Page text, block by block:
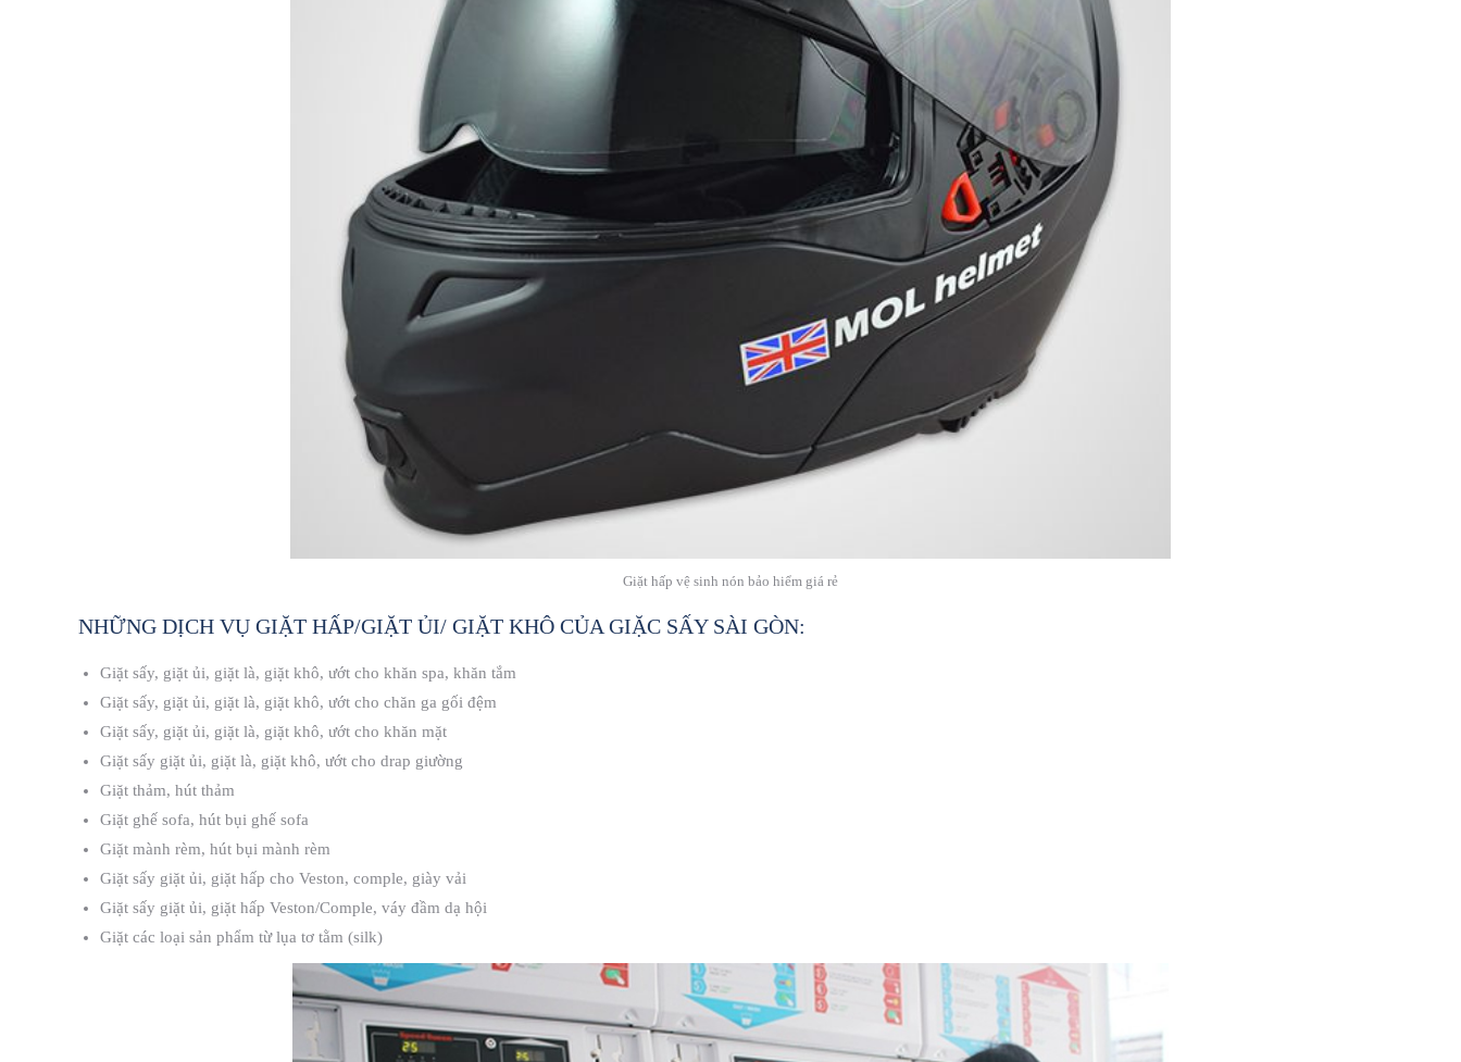
Giặt hấp vệ sinh nón bảo hiểm giá rẻ
NHỮNG DỊCH VỤ GIẶT HẤP/GIẶT ỦI/ GIẶT KHÔ CỦA GIẶC SẤY SÀI GÒN:
Giặt sấy, giặt ủi, giặt là, giặt khô, ướt cho khăn spa, khăn tắm
Giặt sấy, giặt ủi, giặt là, giặt khô, ướt cho chăn ga gối đệm
Giặt sấy, giặt ủi, giặt là, giặt khô, ướt cho khăn mặt
Giặt sấy giặt ủi, giặt là, giặt khô, ướt cho drap giường
Giặt thảm, hút thảm
Giặt ghế sofa, hút bụi ghế sofa
Giặt mành rèm, hút bụi mành rèm
Giặt sấy giặt ủi, giặt hấp cho Veston, comple, giày vải
Giặt sấy giặt ủi, giặt hấp Veston/Comple, váy đầm dạ hội
Giặt các loại sản phẩm từ lụa tơ tằm (silk)